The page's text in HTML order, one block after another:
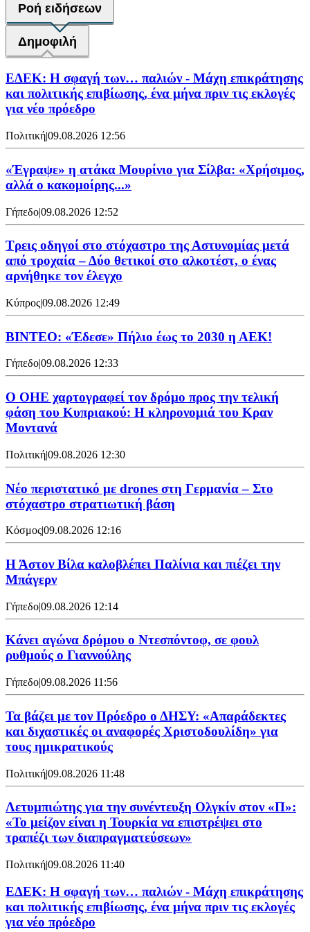
Ροή ειδήσεων
Δημοφιλή
ΕΔΕΚ: Η σφαγή των… παλιών - Μάχη επικράτησης
και πολιτικής επιβίωσης, ένα μήνα πριν τις εκλογές
για νέο πρόεδρο
Πολιτική|09.08.2026 12:56
«Έγραψε» η ατάκα Μουρίνιο για Σίλβα: «Χρήσιμος,
αλλά ο κακομοίρης...»
Γήπεδο|09.08.2026 12:52
Τρεις οδηγοί στο στόχαστρο της Αστυνομίας μετά
από τροχαία – Δύο θετικοί στο αλκοτέστ, ο ένας
αρνήθηκε τον έλεγχο
Κύπρος|09.08.2026 12:49
ΒΙΝΤΕΟ: «Έδεσε» Πήλιο έως το 2030 η ΑΕΚ!
Γήπεδο|09.08.2026 12:33
Ο ΟΗΕ χαρτογραφεί τον δρόμο προς την τελική
φάση του Κυπριακού: Η κληρονομιά του Κραν
Μοντανά
Πολιτική|09.08.2026 12:30
Νέο περιστατικό με drones στη Γερμανία – Στο
στόχαστρο στρατιωτική βάση
Κόσμος|09.08.2026 12:16
Η Άστον Βίλα καλοβλέπει Παλίνια και πιέζει την
Μπάγερν
Γήπεδο|09.08.2026 12:14
Kάνει αγώνα δρόμου ο Ντεσπόντοφ, σε φουλ
ρυθμούς ο Γιαννούλης
Γήπεδο|09.08.2026 11:56
Τα βάζει με τον Πρόεδρο ο ΔΗΣΥ: «Απαράδεκτες
και διχαστικές οι αναφορές Χριστοδουλίδη» για
τους ημικρατικούς
Πολιτική|09.08.2026 11:48
Λετυμπιώτης για την συνέντευξη Ολγκίν στον «Π»:
«Το μείζον είναι η Τουρκία να επιστρέψει στο
τραπέζι των διαπραγματεύσεων»
Πολιτική|09.08.2026 11:40
ΕΔΕΚ: Η σφαγή των… παλιών - Μάχη επικράτησης
και πολιτικής επιβίωσης, ένα μήνα πριν τις εκλογές
για νέο πρόεδρο